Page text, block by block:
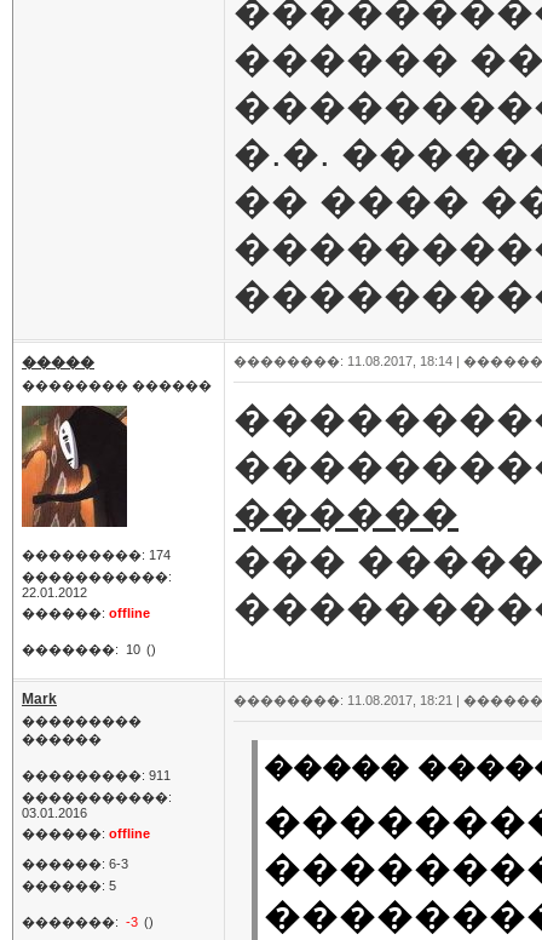
������
�.�.
�� ����
�����
�������� ������
���������: 174
�����������:
22.01.2012
������: offline
�������: 10 ()
��������: 11.08.2017, 18:14 |
������
���
Mark
���������
������
���������: 911
�����������:
03.01.2016
������: offline
������: 6-3
������: 5
�������: -3 ()
��������: 11.08.2017, 18:21 |
�����